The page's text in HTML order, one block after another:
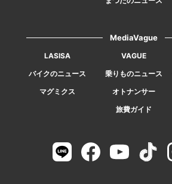
MediaVague
LASISA VAGUE
バイクのニュース
乗りものニュース
マグミクス
オトナンサー
旅費ガイド